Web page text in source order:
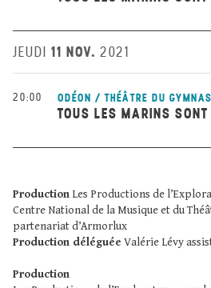
JEUDI 11 NOV. 2021
20:00 ODÉON / THÉÂTRE DU
TOUS LES MARINS
Production Les Productions de
Centre National de la Musique et du
partenariat d’Armorlux
Production déléguée Valérie Lévy
Production